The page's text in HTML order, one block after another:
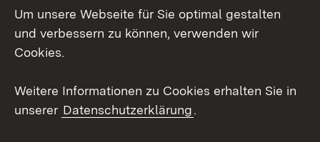
LinkedIn
Um unsere Webseite für Sie optimal gestalten
und verbessern zu können, verwenden wir
Cookies.
Weitere Informationen zu Cookies erhalten Sie in
unserer Datenschutzerklärung.